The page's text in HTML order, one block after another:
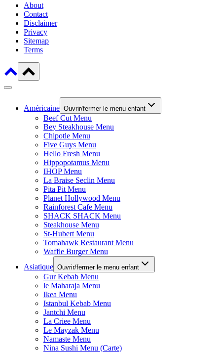
About
Contact
Disclaimer
Privacy
Sitemap
Terms
Américaine Ouvrir/fermer le menu enfant
Beef Cut Menu
Bey Steakhouse Menu
Chipotle Menu
Five Guys Menu
Hello Fresh Menu
Hippopotamus Menu
IHOP Menu
La Braise Seclin Menu
Pita Pit Menu
Planet Hollywood Menu
Rainforest Cafe Menu
SHACK SHACK Menu
Steakhouse Menu
St-Hubert Menu
Tomahawk Restaurant Menu
Waffle Burger Menu
Asiatique Ouvrir/fermer le menu enfant
Gur Kebab Menu
le Maharaja Menu
Ikea Menu
Istanbul Kebab Menu
Jantchi Menu
La Criee Menu
Le Mayzak Menu
Namaste Menu
Nina Sushi Menu (Carte)